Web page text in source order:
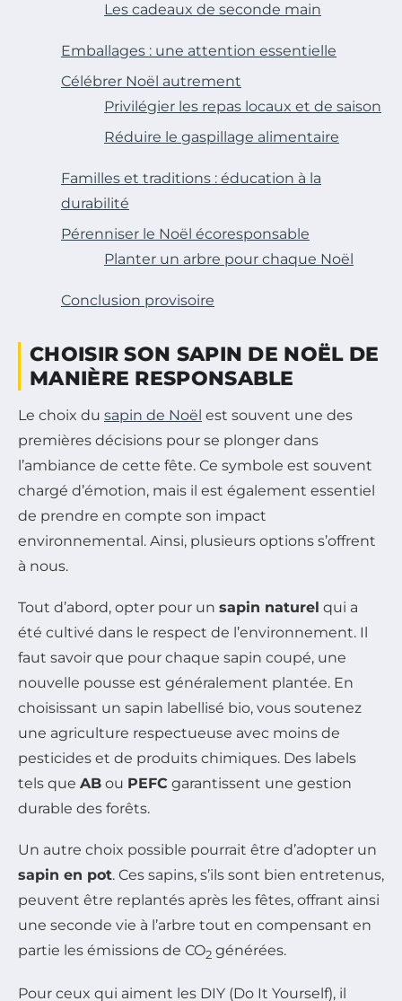
Les cadeaux de seconde main
Emballages : une attention essentielle
Célébrer Noël autrement
Privilégier les repas locaux et de saison
Réduire le gaspillage alimentaire
Familles et traditions : éducation à la
durabilité
Pérenniser le Noël écoresponsable
Planter un arbre pour chaque Noël
Conclusion provisoire
CHOISIR SON SAPIN DE NOËL DE
MANIÈRE RESPONSABLE
Le choix du sapin de Noël est souvent une des
premières décisions pour se plonger dans
l’ambiance de cette fête. Ce symbole est souvent
chargé d’émotion, mais il est également essentiel
de prendre en compte son impact
environnemental. Ainsi, plusieurs options s’offrent
à nous.
Tout d’abord, opter pour un sapin naturel qui a
été cultivé dans le respect de l’environnement. Il
faut savoir que pour chaque sapin coupé, une
nouvelle pousse est généralement plantée. En
choisissant un sapin labellisé bio, vous soutenez
une agriculture respectueuse avec moins de
pesticides et de produits chimiques. Des labels
tels que AB ou PEFC garantissent une gestion
durable des forêts.
Un autre choix possible pourrait être d’adopter un
sapin en pot. Ces sapins, s’ils sont bien entretenus,
peuvent être replantés après les fêtes, offrant ainsi
une seconde vie à l’arbre tout en compensant en
partie les émissions de CO2 générées.
Pour ceux qui aiment les DIY (Do It Yourself), il